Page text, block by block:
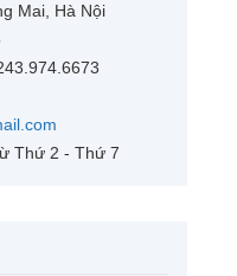
Mai, Hà Nội
Thứ 2 - Thứ 7